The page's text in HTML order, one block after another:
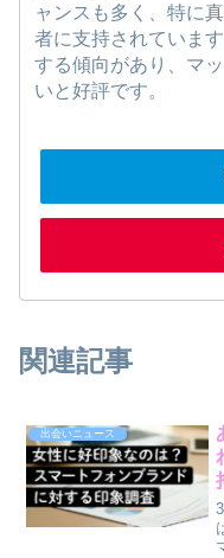
ャンスも多く、特に
者に支持されていま
する傾向があり、マ
いと好評です。
関連記事
出会いニュース